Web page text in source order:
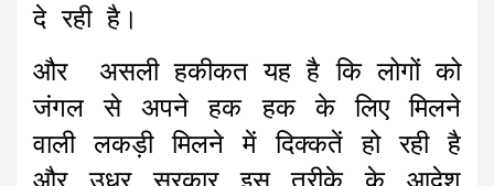
दे रही है।
और असली हकीकत यह है कि लोगों को
जंगल से अपने हक हक के लिए मिलने
वाली लकड़ी मिलने में दिक्कतें हो रही है